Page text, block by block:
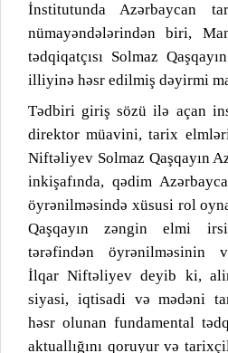
İnstitutunda Azərbaycan
nümayəndələrindən biri,
tədqiqatçısı Solmaz
illiyinə həsr edilmiş dəyirmi
Tədbiri giriş sözü ilə açan
direktor müavini, tarix
Niftəliyev Solmaz Qaşqayın
inkişafında, qədim
öyrənilməsində xüsusi rol
Qaşqayın zəngin elmi
tərəfindən öyrənilməsinin
İlqar Niftəliyev deyib ki,
siyasi, iqtisadi və mədəni
həsr olunan fundamental
aktuallığını qoruyur və